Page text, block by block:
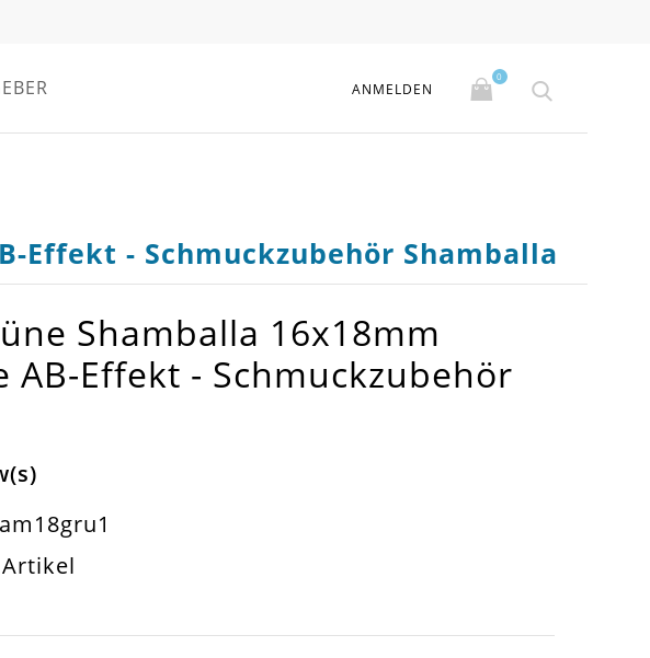
ANMELDEN
0
Effekt - Schmuckzubehör Shamballa
Shamballa 16x18mm
AB-Effekt - Schmuckzubehör